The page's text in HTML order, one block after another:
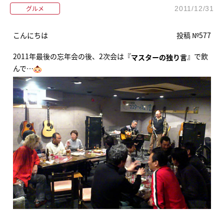
グルメ 2011/12/31
こんにちは 投稿 №577
2011年最後の忘年会の後、2次会は『マスターの独り言』で飲
んで…